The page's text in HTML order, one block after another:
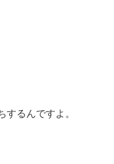
するんですよ。